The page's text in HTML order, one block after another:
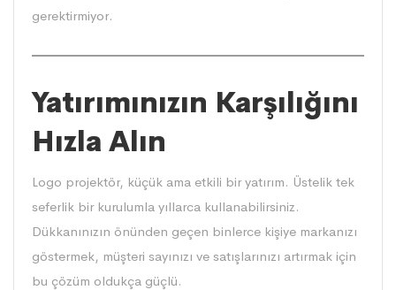
gerektirmiyor.
Yatırımınızın Karşılığını
Hızla Alın
Logo projektör, küçük ama etkili bir yatırım. Üstelik tek
seferlik bir kurulumla yıllarca kullanabilirsiniz.
Dükkanınızın önünden geçen binlerce kişiye markanızı
göstermek, müşteri sayınızı ve satışlarınızı artırmak için
bu çözüm oldukça güçlü.